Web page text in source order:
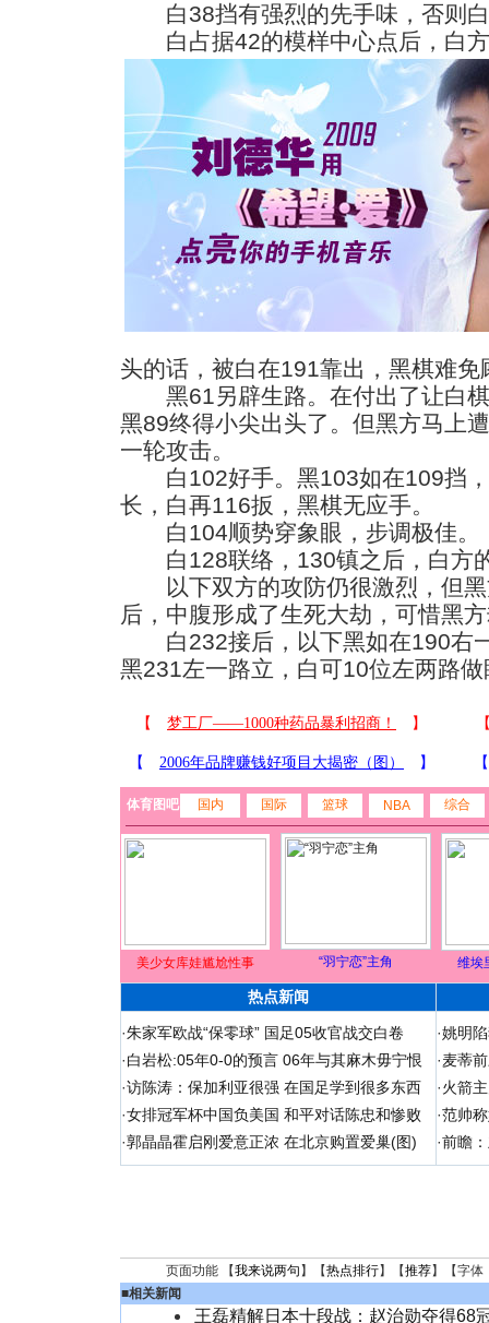
白38挡有强烈的先手味，否则白
白占据42的模样中心点后，白
头的话，被白在191靠出，黑棋难免
黑61另辟生路。在付出了让白棋
黑89终得小尖出头了。但黑方马上
一轮攻击。
白102好手。黑103如在109挡，
长，白再116扳，黑棋无应手。
白104顺势穿象眼，步调极佳。
白128联络，130镇之后，白方
以下双方的攻防仍很激烈，但黑
后，中腹形成了生死大劫，可惜黑
白232接后，以下黑如在190右
黑231左一路立，白可10位左两路
体育图吧 国内 国际 篮球 NBA 综合
美少女库娃尴尬性事 “羽宁恋”主角 维埃
热点新闻
·朱家军欧战“保零球” 国足05收官战交白卷
·白岩松:05年0-0的预言 06年与其麻木毋宁恨
·访陈涛：保加利亚很强 在国足学到很多东西
·女排冠军杯中国负美国 和平对话陈忠和惨败
·郭晶晶霍启刚爱意正浓 在北京购置爱巢(图)
·姚明
·麦蒂
·火箭
·范帅
·前瞻
页面功能 【我来说两句 】【热点排行】【推荐】【字体
■相关新闻
王磊精解日本十段战：赵治勋夺得68